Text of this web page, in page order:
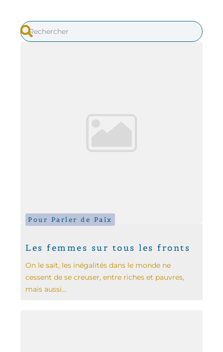
Pour Parler de Paix
Les femmes sur tous les fronts
On le sait, les inégalités dans le monde ne
cessent de se creuser, entre riches et pauvres,
mais aussi...